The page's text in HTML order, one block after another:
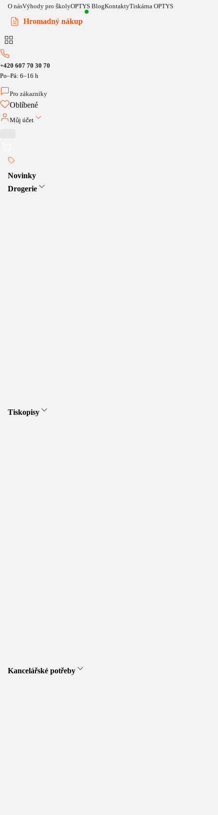
O násVýhody pro školyOPTYS BlogKontaktyTiskárna OPTYS
Hromadný nákup
+420 607 70 30 70
Po–Pá: 6–16 h
Pro zákazníky
Oblíbené
Můj účet
Novinky
Drogerie
Tiskopisy
Kancelářské potřeby